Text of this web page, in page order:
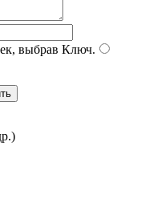
выбрав Ключ.